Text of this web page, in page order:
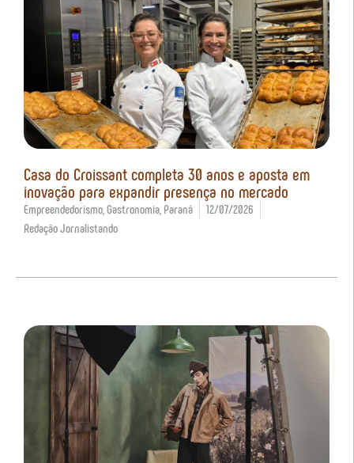
Casa do Croissant completa 30 anos e aposta em
inovação para expandir presença no mercado
Empreendedorismo Gastronomia Paraná
12/07/2026
Redação Jornalistando